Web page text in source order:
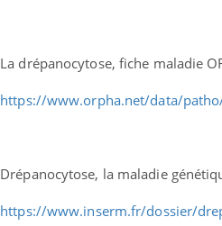
La drépanocytose, fiche maladie
https://www.orpha.net/data/
Drépanocytose, la maladie
https://www.inserm.fr/dossier/